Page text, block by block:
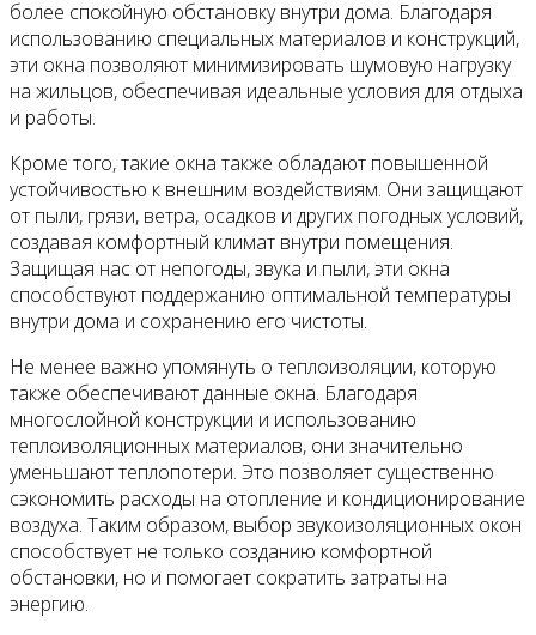
более спокойную обстановку внутри дома. Благодаря
использованию специальных материалов и конструкций,
эти окна позволяют минимизировать шумовую нагрузку
на жильцов, обеспечивая идеальные условия для отдыха
и работы.
Кроме того, такие окна также обладают повышенной
устойчивостью к внешним воздействиям. Они защищают
от пыли, грязи, ветра, осадков и других погодных условий,
создавая комфортный климат внутри помещения.
Защищая нас от непогоды, звука и пыли, эти окна
способствуют поддержанию оптимальной температуры
внутри дома и сохранению его чистоты.
Не менее важно упомянуть о теплоизоляции, которую
также обеспечивают данные окна. Благодаря
многослойной конструкции и использованию
теплоизоляционных материалов, они значительно
уменьшают теплопотери. Это позволяет существенно
сэкономить расходы на отопление и кондиционирование
воздуха. Таким образом, выбор звукоизоляционных окон
способствует не только созданию комфортной
обстановки, но и помогает сократить затраты на
энергию.